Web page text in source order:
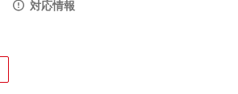
対応情報